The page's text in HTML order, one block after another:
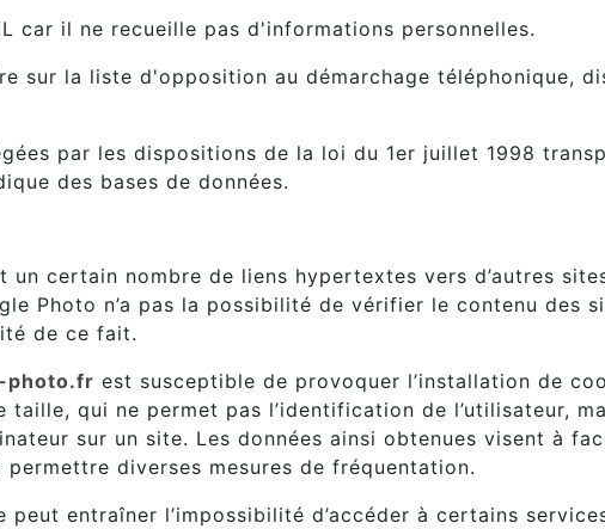
car il ne recueille pas d'informations personnelles.
sur la liste d'opposition au démarchage téléphonique,
par les dispositions de la loi du 1er juillet 1998
des bases de données.
un certain nombre de liens hypertextes vers d’autres
Photo n’a pas la possibilité de vérifier le contenu des
de ce fait.
photo.fr est susceptible de provoquer l’installation de
qui ne permet pas l’identification de l’utilisateur,
sur un site. Les données ainsi obtenues visent à
diverses mesures de fréquentation.
peut entraîner l’impossibilité d’accéder à certains